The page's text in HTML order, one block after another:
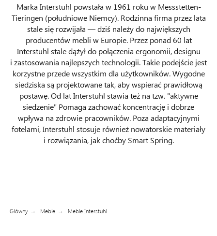
Marka Interstuhl powstała w 1961 roku w Messstetten-
Tieringen (południowe Niemcy). Rodzinna firma przez lata
stale się rozwijała — dziś należy do największych
producentów mebli w Europie. Przez ponad 60 lat
Interstuhl stale dążył do połączenia ergonomii, designu
i zastosowania najlepszych technologii. Takie podejście jest
korzystne przede wszystkim dla użytkowników. Wygodne
siedziska są projektowane tak, aby wspierać prawidłową
postawę. Od lat Interstuhl stawia też na tzw. "aktywne
siedzenie" Pomaga zachować koncentrację i dobrze
wpływa na zdrowie pracowników. Poza adaptacyjnymi
fotelami, Interstuhl stosuje również nowatorskie materiały
i rozwiązania, jak choćby Smart Spring.
Główny → Meble → Meble Interstuhl